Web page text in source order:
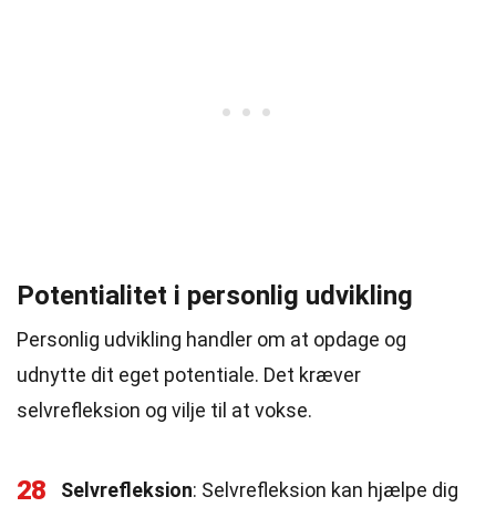
Potentialitet i personlig udvikling
Personlig udvikling handler om at opdage og
udnytte dit eget potentiale. Det kræver
selvrefleksion og vilje til at vokse.
28 Selvrefleksion: Selvrefleksion kan hjælpe dig